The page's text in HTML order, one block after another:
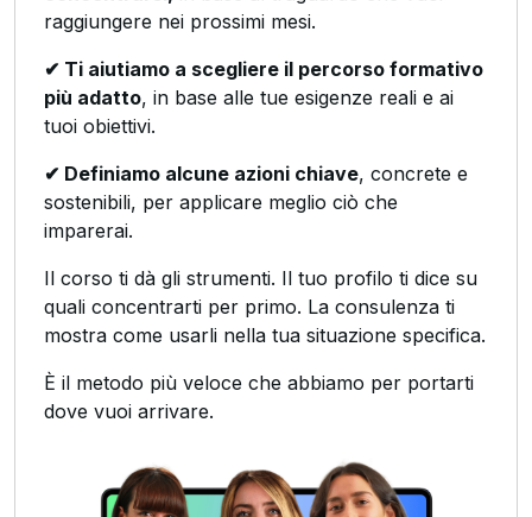
raggiungere nei prossimi mesi.
✔ Ti aiutiamo a scegliere il percorso formativo
più adatto, in base alle tue esigenze reali e ai
tuoi obiettivi.
✔ Definiamo alcune azioni chiave, concrete e
sostenibili, per applicare meglio ciò che
imparerai.
Il corso ti dà gli strumenti. Il tuo profilo ti dice su
quali concentrarti per primo. La consulenza ti
mostra come usarli nella tua situazione specifica.
È il metodo più veloce che abbiamo per portarti
dove vuoi arrivare.